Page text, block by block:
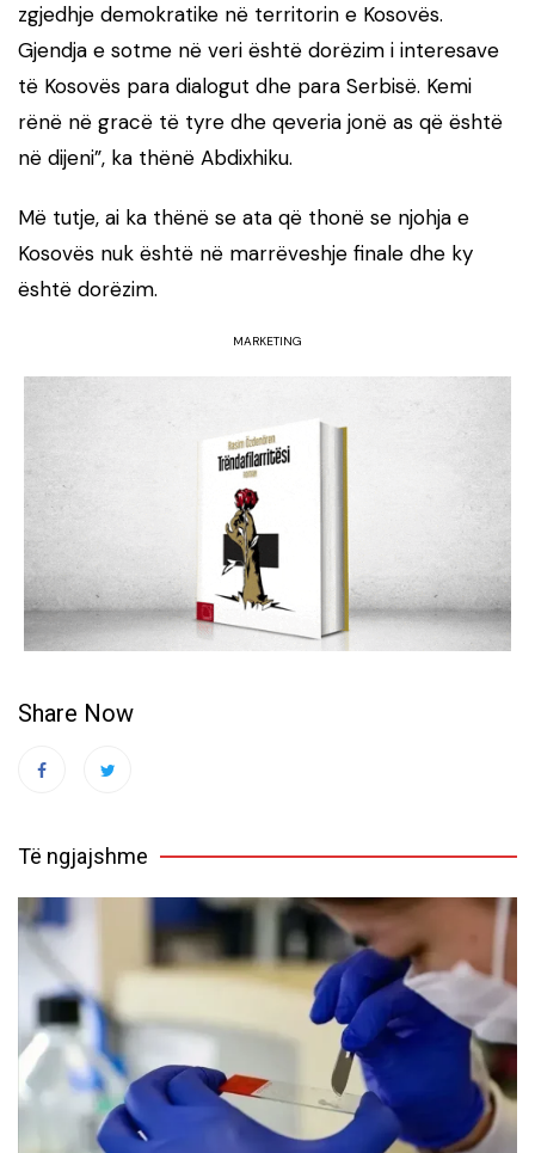
zgjedhje demokratike në territorin e Kosovës.
Gjendja e sotme në veri është dorëzim i interesave
të Kosovës para dialogut dhe para Serbisë. Kemi
rënë në gracë të tyre dhe qeveria jonë as që është
në dijeni”, ka thënë Abdixhiku.
Më tutje, ai ka thënë se ata që thonë se njohja e
Kosovës nuk është në marrëveshje finale dhe ky
është dorëzim.
MARKETING
Share Now
Të ngjajshme